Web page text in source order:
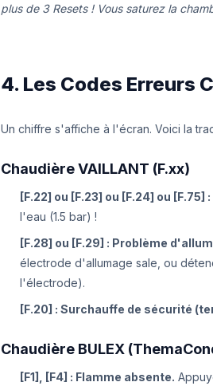
plus de 3 Resets ! Vous saturez la
4. Les Codes Erreurs
Un chiffre s'affiche à l'écran. Voici la
Chaudière VAILLANT (F.xx)
[F.22] ou [F.23] ou [F.24] ou [F.75]
l'eau (1.5 bar) !
[F.28] ou [F.29] : Problème
électrode d'allumage sale, ou
l'électrode).
[F.20] : Surchauffe de sécurité
Chaudière BULEX
[F1], [F4] : Flamme absente.